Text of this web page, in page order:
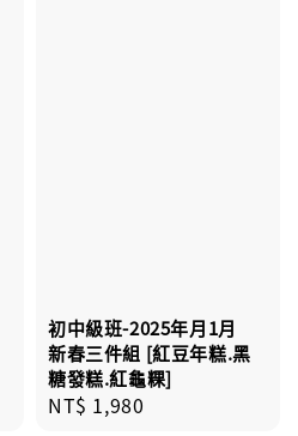
初中級班-2025年月1月
新春三件組 [紅豆年糕.黑
糖發糕.紅龜粿]
Regular
NT$ 1,980